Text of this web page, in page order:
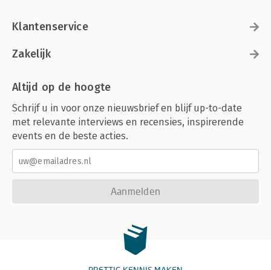
Klantenservice
Zakelijk
Altijd op de hoogte
Schrijf u in voor onze nieuwsbrief en blijf up-to-date
met relevante interviews en recensies, inspirerende
events en de beste acties.
Aanmelden